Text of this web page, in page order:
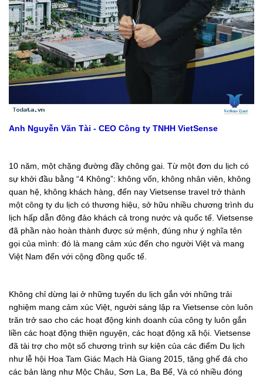
Anh Nguyễn Văn Tài - CEO Công ty TNHH VietSense
10 năm, một chặng đường đầy chông gai. Từ một đơn du lịch có
sự khởi đầu bằng “4 Không”: không vốn, không nhân viên, không
quan hệ, không khách hàng, đến nay Vietsense travel trở thành
một công ty du lịch có thương hiệu, sở hữu nhiều chương trình du
lịch hấp dẫn đông đảo khách cả trong nước và quốc tế. Vietsense
đã phần nào hoàn thành được sứ mệnh, đúng như ý nghĩa tên
gọi của mình: đó là mang cảm xúc đến cho người Việt và mang
Việt Nam đến với cộng đồng quốc tế.
Không chỉ dừng lại ở những tuyến du lịch gắn với những trải
nghiệm mang cảm xúc Việt, người sáng lập ra Vietsense còn luôn
trăn trở sao cho các hoạt động kinh doanh của công ty luôn gắn
liền các hoạt động thiện nguyện, các hoạt động xã hội. Vietsense
đã tài trợ cho một số chương trình sự kiện của các điểm Du lịch
như lễ hội Hoa Tam Giác Mạch Hà Giang 2015, tặng ghế đá cho
các bản làng như Mộc Châu, Sơn La, Ba Bể, Và có nhiều đóng